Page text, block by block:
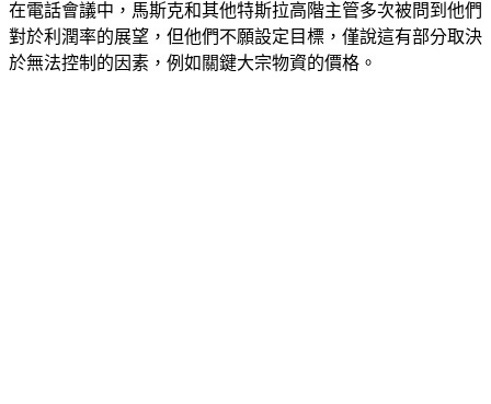
在電話會議中，馬斯克和其他特斯拉高階主管多次被問到他們
對於利潤率的展望，但他們不願設定目標，僅說這有部分取決
於無法控制的因素，例如關鍵大宗物資的價格。